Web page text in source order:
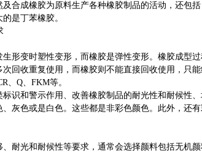
及合成橡胶为原料生产各种橡胶制品的活动，还包
的是丁苯橡胶。
形变时塑性变形，而橡胶是弹性变形。橡胶成型
回收重复使用，而橡胶则不能直接回收使用，只
、Q、FKM等。
识和警示作用、改善橡胶制品的耐光性和耐候性
灰色或是白色。这些都是非彩色颜色。此外，还
耐光和耐候性等要求，通常会选择颜料包括无机